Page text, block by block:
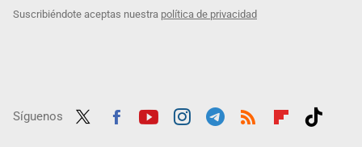
Suscribiéndote aceptas nuestra política de privacidad
Síguenos